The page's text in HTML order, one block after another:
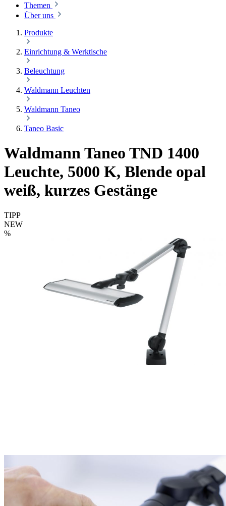
Themen
Über uns
Produkte
Einrichtung & Werktische
Beleuchtung
Waldmann Leuchten
Waldmann Taneo
Taneo Basic
Waldmann Taneo TND 1400
Leuchte, 5000 K, Blende opal
weiß, kurzes Gestänge
TIPP
NEW
%